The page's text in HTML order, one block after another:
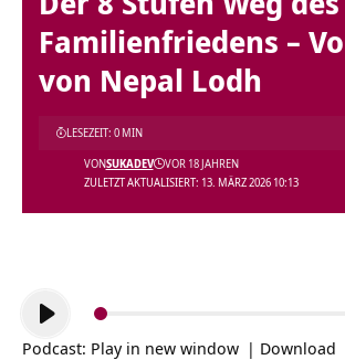
Familienfriedens –
von Nepal Lodh
ZULETZT AKTUALISIERT: 13. MÄRZ 2026 10:13
VONSUKADEV VOR 18 JAHREN
LESEZEIT: 0 MIN
Audio-
Player
Podcast: Play in new window | Download